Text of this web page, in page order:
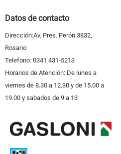
Datos de contacto
Dirección:Av. Pres. Perón 3832,
Rosario
Telefono: 0341 431-5213
Horarios de Atención: De lunes a
viernes de 8.30 a 12.30 y de 15.00 a
19.00 y sabados de 9 a 13